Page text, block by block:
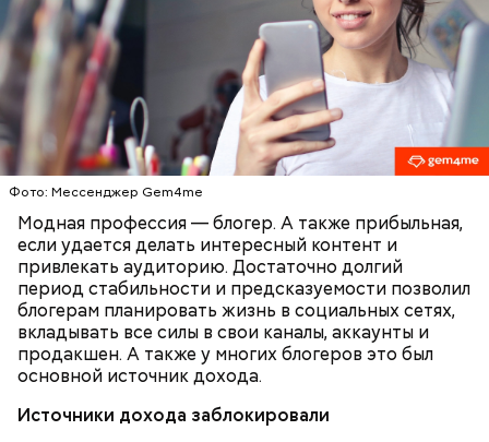
Фото: Мессенджер Gem4me
Модная профессия — блогер. А также прибыльная,
если удается делать интересный контент и
привлекать аудиторию. Достаточно долгий
период стабильности и предсказуемости позволил
блогерам планировать жизнь в социальных сетях,
вкладывать все силы в свои каналы, аккаунты и
продакшен. А также у многих блогеров это был
основной источник дохода.
Источники дохода заблокировали
— Бояться шаровых молний не надо, важно
сохранять спокойствие. Обычная молния — это
серьезно, особенно если находитесь в воде, около
высоких зданий и предметов, около деревьев, —
отметил ученый.
Макеев ежегодно встречается с коллегами по
ликвидации аварии на Чернобыльской АЭС. По его
словам, «старая дружба не ржавеет». При встречах
ликвидаторы в основном разговаривают о личном,
о том, как дела, что нового произошло за год.